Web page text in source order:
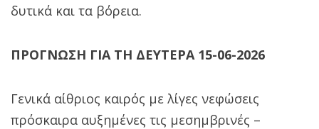
δυτικά και τα βόρεια.
ΠΡΟΓΝΩΣΗ ΓΙΑ ΤΗ ΔΕΥΤΕΡΑ 15-06-2026
Γενικά αίθριος καιρός με λίγες νεφώσεις
πρόσκαιρα αυξημένες τις μεσημβρινές –